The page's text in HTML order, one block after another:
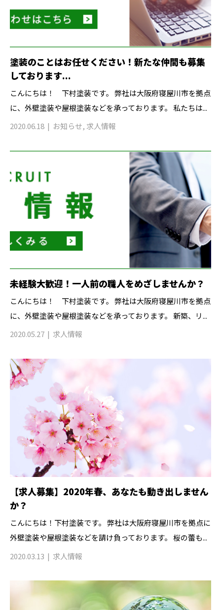
塗装のことはお任せください！新たな仲間も募集
しております...
こんにちは！ 下村塗装です。 弊社は大阪府寝屋川市を拠点
に、外壁塗装や屋根塗装などを承っております。 私たちは...
2020.06.18
お知らせ, 求人情報
未経験大歓迎！一人前の職人をめざしませんか？
こんにちは！ 下村塗装です。 弊社は大阪府寝屋川市を拠点
に、外壁塗装や屋根塗装などを承っております。 新築、リ...
2020.05.27
求人情報
【求人募集】2020年春、あなたも動き出しません
か？
こんにちは！下村塗装です。 弊社は大阪府寝屋川市を拠点に
外壁塗装や屋根塗装などを請け負っております。 桜の蕾も...
2020.03.13
求人情報